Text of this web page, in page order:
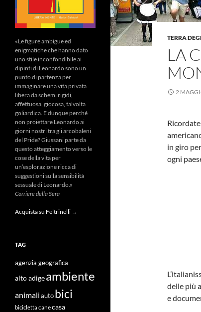
TERRA
LA
2
in giro
ogni
delle più
e
«Le figure ambigue ed
enigmatiche che hanno dato
uno stile inconfondibile ai
dipinti di Leonardo sono un
punto di partenza per
immaginare una vita privata
libera da schemi rigidi,
affettuosa, giocosa, talvolta
goliardica. E dunque perché
non proiettare Leonardo ai
giorni nostri tra gli arcobaleni
del Pride? Giussani parte da
questo atteggiamento verso le
cose della vita per
un’esplorazione ricca di
suggestioni sulla sensibilità
sessuale di Leonardo.»
Corriere della Sera
Acquista su Feltrinelli →
TAG
agenzia geografica
alto adigeambiente
animali auto bici
bicicletta canecasa